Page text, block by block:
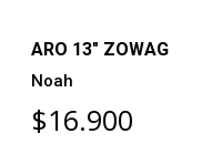
ARO 13" ZOWAG
Noah
$16.900